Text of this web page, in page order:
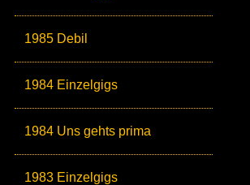
1985 Debil
1984 Einzelgigs
1984 Uns gehts prima
1983 Einzelgigs